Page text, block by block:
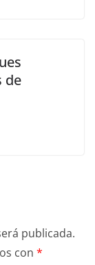
de
publicada.
con *